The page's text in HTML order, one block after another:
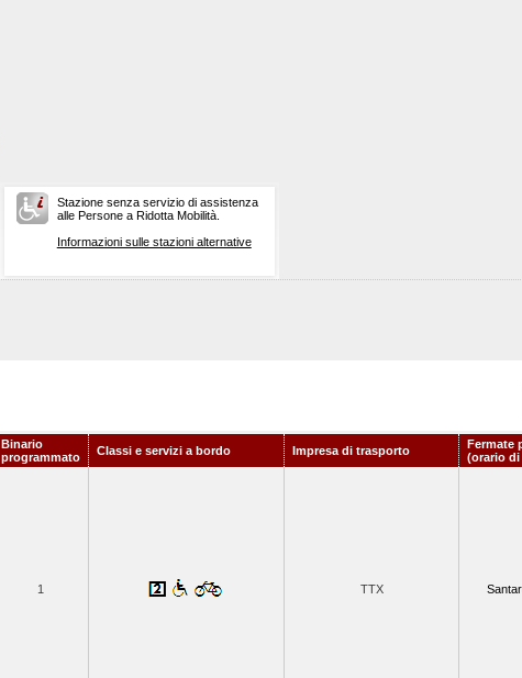
Stazione senza servizio di assistenza
alle Persone a Ridotta Mobilità.
Informazioni sulle stazioni alternative
Binario
programmato
Classi e servizi a bordo Impresa di trasporto
Fermate
(orario di
1 TTX